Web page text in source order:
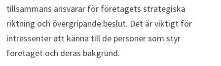
tillsammans ansvarar för företagets strategiska
riktning och övergripande beslut. Det är viktigt för
intressenter att känna till de personer som styr
företaget och deras bakgrund.